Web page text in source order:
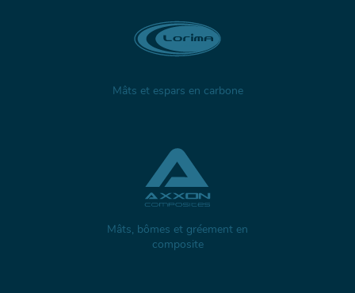
Mâts et espars en carbone
Mâts, bômes et gréement en
composite